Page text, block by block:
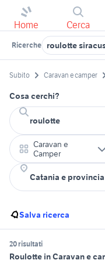
Home Cerca
Ricerche roulotte
Subito Caravan e camper
Cosa cerchi?
Caravan e
Camper
Salva ricerca
20 risultati
Roulotte in Caravan e